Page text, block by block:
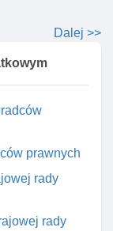
Dalej >>
-
prawnych
rady
rady